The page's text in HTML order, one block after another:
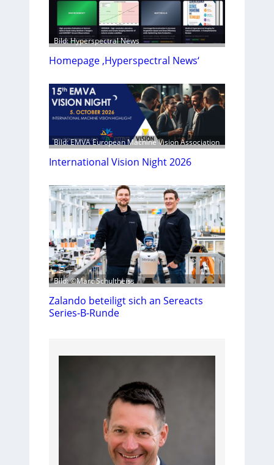
Bild: Hyperspectral News
Homepage ‚Hyperspectral News‘
Bild: EMVA European Machine Vision Association
International Vision Night 2026
Bild: ©Marc Schultheiss
Zalando beteiligt sich an Sereacts
Series-B-Runde